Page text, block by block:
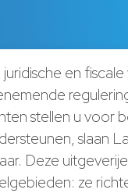
juridische en
stellen u voor
slaan
Deze
ze